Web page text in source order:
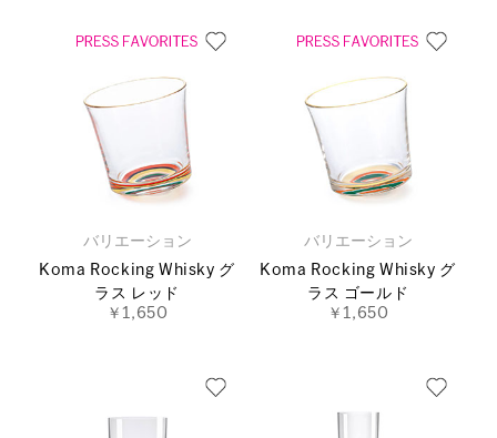
バリエーション
Koma Rocking Whisky グ
ラス レッド
￥1,650
バリエーション
Koma Rocking Whisky グ
ラス ゴールド
￥1,650